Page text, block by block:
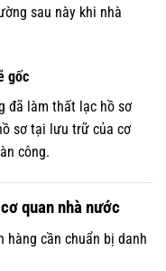
sau này khi nhà
gốc
đã làm thất lạc hồ sơ
sơ tại lưu trữ của cơ
công.
quan nhà nước
hàng cần chuẩn bị danh